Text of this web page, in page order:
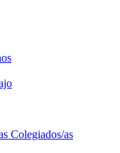
Colegiados/as